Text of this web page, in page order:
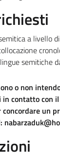
a livello
semitiche
o non
contatto con
un